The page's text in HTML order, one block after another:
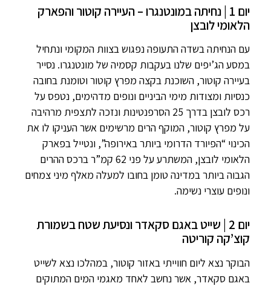
יום 1 | נחיתה במונטנגרו – העיירה קוטור והפארק
הלאומי לובצן
עם הנחיתה בשדה התעופה נפגוש בצוות המקומי ונתחיל
במסע הג’יפים שלנו בעקבות קסמיה של מונטנגרו. נסייר
בעיירה קוטור, השוכנת בקצה מפרץ קוטור וטומנת בחובה
כנסיות ומצודות מימי הביניים ונופים מדהימים, נטפס על
רכס לובצן בדרך 25 הסרפנטינות ונזכה לתצפית מרהיבה
על מפרץ קוטור, המוקף הרים מרשימים אשר העניקו לו את
הכינוי “הפיורד הדרומי ביותר באירופה”, ונטייל בפארק
הלאומי לובצן, המשתרע על פני 62 קמ”ר ברכס ההרים
הגבוה ביותר במדינה טומן בחובו למעלה מאלף מיני צמחים
ונופים עוצרי נשימה.
יום 2 | שייט באגם סקאדר ונסיעת שטח בשמורת
קוצ’קה קוריטה
הבוקר נצא ליום חווייתי באזור קוטור, במהלכו נצא לשייט
באגם סקאדר, אשר נחשב לאחד מאגמי המים המתוקים